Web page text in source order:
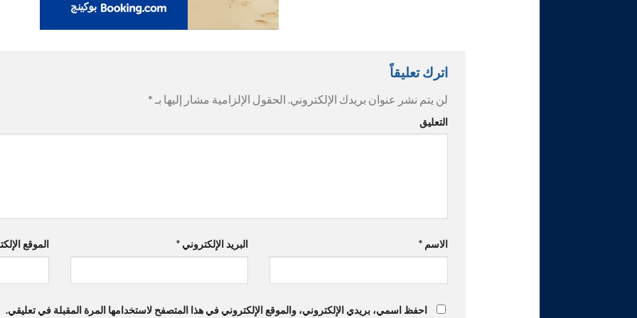
اترك تعليقاً
لن يتم نشر عنوان بريدك الإلكتروني. الحقول الإلزامية مشار إليها بـ *
التعليق
الاسم* البريد الإلكتروني * الموقع
احفظ اسمي، بريدي الإلكتروني، والموقع الإلكتروني في هذا المتصفح لاستخدامها المرة المقبلة في تعليقي.